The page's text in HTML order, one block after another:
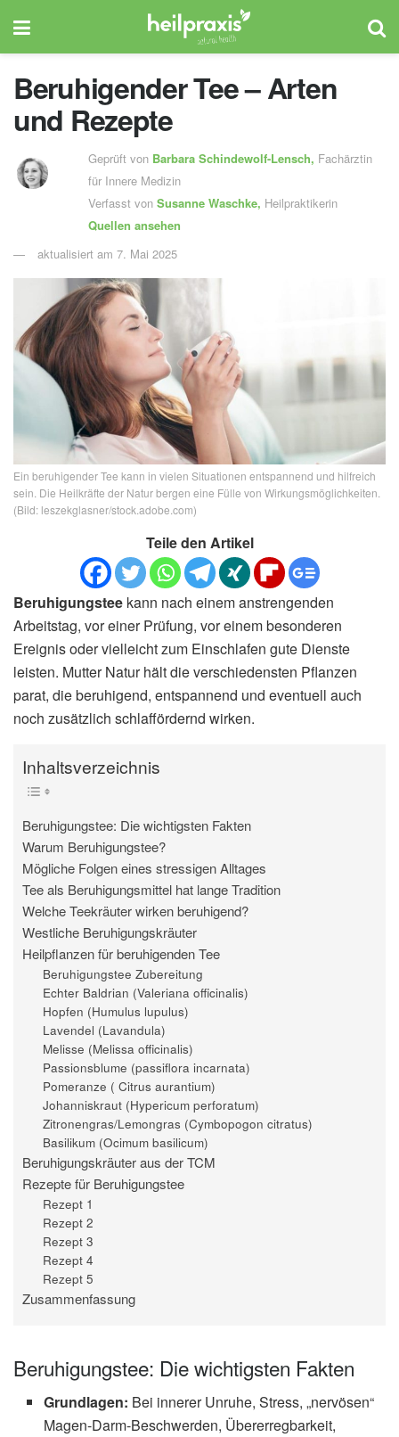
Beruhigender Tee – Arten
und Rezepte
Geprüft von Barbara Schindewolf-Lensch, Fachärztin
für Innere Medizin
Verfasst von Susanne Waschke, Heilpraktikerin
Quellen ansehen
aktualisiert am 7. Mai 2025
Ein beruhigender Tee kann in vielen Situationen entspannend und hilfreich
sein. Die Heilkräfte der Natur bergen eine Fülle von Wirkungsmöglichkeiten.
(Bild: leszekglasner/stock.adobe.com)
Teile den Artikel
Beruhigungstee kann nach einem anstrengenden
Arbeitstag, vor einer Prüfung, vor einem besonderen
Ereignis oder vielleicht zum Einschlafen gute Dienste
leisten. Mutter Natur hält die verschiedensten Pflanzen
parat, die beruhigend, entspannend und eventuell auch
noch zusätzlich schlaffördernd wirken.
Inhaltsverzeichnis
Beruhigungstee: Die wichtigsten Fakten
Warum Beruhigungstee?
Mögliche Folgen eines stressigen Alltages
Tee als Beruhigungsmittel hat lange Tradition
Welche Teekräuter wirken beruhigend?
Westliche Beruhigungskräuter
Heilpflanzen für beruhigenden Tee
Beruhigungstee Zubereitung
Echter Baldrian (Valeriana officinalis)
Hopfen (Humulus lupulus)
Lavendel (Lavandula)
Melisse (Melissa officinalis)
Passionsblume (passiflora incarnata)
Pomeranze ( Citrus aurantium)
Johanniskraut (Hypericum perforatum)
Zitronengras/Lemongras (Cymbopogon citratus)
Basilikum (Ocimum basilicum)
Beruhigungskräuter aus der TCM
Rezepte für Beruhigungstee
Rezept 1
Rezept 2
Rezept 3
Rezept 4
Rezept 5
Zusammenfassung
Beruhigungstee: Die wichtigsten Fakten
Grundlagen: Bei innerer Unruhe, Stress, „nervösen“
Magen-Darm-Beschwerden, Übererregbarkeit,